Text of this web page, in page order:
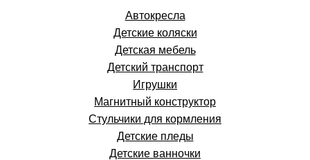
Автокресла
Детские коляски
Детская мебель
Детский транспорт
Игрушки
Магнитный конструктор
Стульчики для кормления
Детские пледы
Детские ванночки